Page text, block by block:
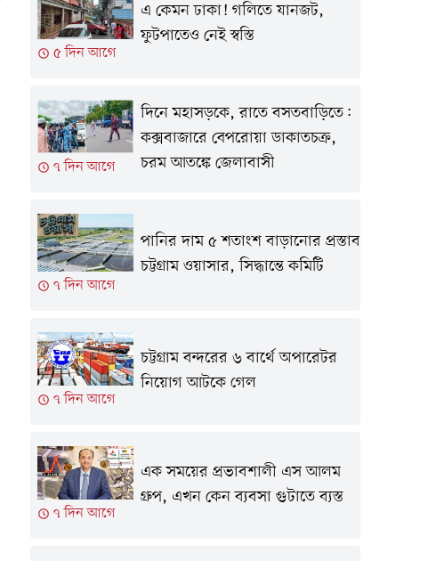
৫ দিন আগে
এ কেমন ঢাকা! গলিতে যানজট,
ফুটপাতেও নেই স্বস্তি
৭ দিন আগে
দিনে মহাসড়কে, রাতে বসতবাড়িতে:
কক্সবাজারে বেপরোয়া ডাকাতচক্র,
চরম আতঙ্কে জেলাবাসী
৭ দিন আগে
পানির দাম ৫ শতাংশ বাড়ানোর প্রস্তাব
চট্টগ্রাম ওয়াসার, সিদ্ধান্তে কমিটি
৭ দিন আগে
চট্টগ্রাম বন্দরের ৬ বার্থে অপারেটর
নিয়োগ আটকে গেল
৭ দিন আগে
এক সময়ের প্রভাবশালী এস আলম
গ্রুপ, এখন কেন ব্যবসা গুটাতে ব্যস্ত